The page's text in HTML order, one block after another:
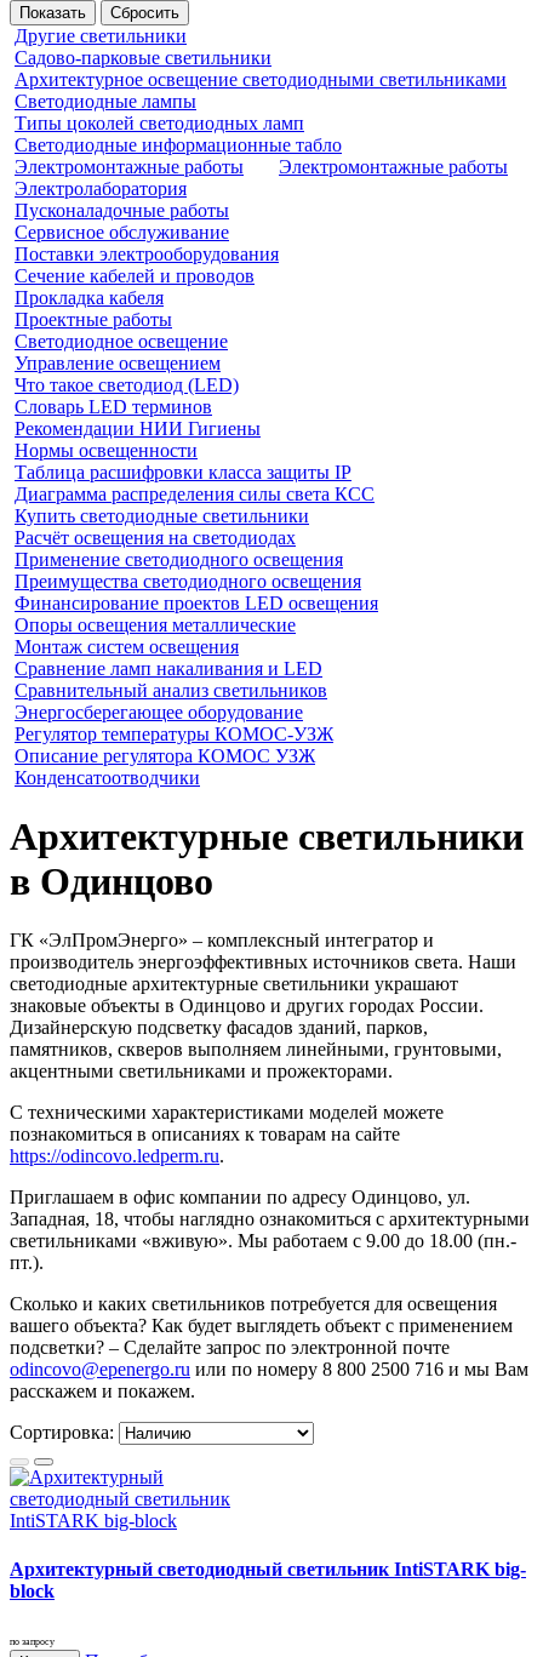
Показать Сбросить
Другие светильники
Садово-парковые светильники
Архитектурное освещение светодиодными светильниками
Светодиодные лампы
Типы цоколей светодиодных ламп
Светодиодные информационные табло
Электромонтажные работы
Электромонтажные работы
Электролаборатория
Пусконаладочные работы
Сервисное обслуживание
Поставки электрооборудования
Сечение кабелей и проводов
Прокладка кабеля
Проектные работы
Светодиодное освещение
Управление освещением
Что такое светодиод (LED)
Словарь LED терминов
Рекомендации НИИ Гигиены
Нормы освещенности
Таблица расшифровки класса защиты IP
Диаграмма распределения силы света КСС
Купить светодиодные светильники
Расчёт освещения на светодиодах
Применение светодиодного освещения
Преимущества светодиодного освещения
Финансирование проектов LED освещения
Опоры освещения металлические
Монтаж систем освещения
Сравнение ламп накаливания и LED
Сравнительный анализ светильников
Энергосберегающее оборудование
Регулятор температуры КОМОС-УЗЖ
Описание регулятора КОМОС УЗЖ
Конденсатоотводчики
Архитектурные светильники
в Одинцово
ГК «ЭлПромЭнерго» – комплексный интегратор и
производитель энергоэффективных источников света. Наши
светодиодные архитектурные светильники украшают
знаковые объекты в Одинцово и других городах России.
Дизайнерскую подсветку фасадов зданий, парков,
памятников, скверов выполняем линейными, грунтовыми,
акцентными светильниками и прожекторами.
С техническими характеристиками моделей можете
познакомиться в описаниях к товарам на сайте
https://odincovo.ledperm.ru.
Приглашаем в офис компании по адресу Одинцово, ул.
Западная, 18, чтобы наглядно ознакомиться с архитектурными
светильниками «вживую». Мы работаем с 9.00 до 18.00 (пн.-
пт.).
Сколько и каких светильников потребуется для освещения
вашего объекта? Как будет выглядеть объект с применением
подсветки? – Сделайте запрос по электронной почте
odincovo@epenergo.ru или по номеру 8 800 2500 716 и мы Вам
расскажем и покажем.
Сортировка:
Архитектурный светодиодный светильник IntiSTARK big-
block
по запросу